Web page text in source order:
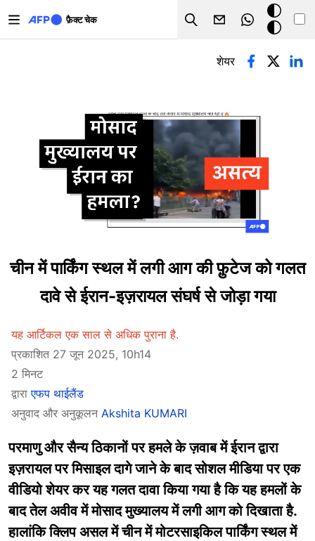
फ़ैक्ट चेक
Search
डार्क
मोड
प्राथमिक टैब्स
शेयर
चीन में पार्किंग स्थल में लगी आग की फ़ुटेज को गलत
दावे से ईरान-इज़रायल संघर्ष से जोड़ा गया
यह आर्टिकल एक साल से अधिक पुराना है.
प्रकाशित 27 जून 2025, 10h14
2 मिनट
द्वाराएफप थाईलैंड
अनुवाद और अनुकूलन Akshita KUMARI
परमाणु और सैन्य ठिकानों पर हमले के ज़वाब में ईरान द्वारा
इज़रायल पर मिसाइल दागे जाने के बाद सोशल मीडिया पर एक
वीडियो शेयर कर यह गलत दावा किया गया है कि यह हमलों के
बाद तेल अवीव में मोसाद मुख्यालय में लगी आग को दिखाता है.
हालांकि क्लिप असल में चीन में मोटरसाइकिल पार्किंग स्थल में